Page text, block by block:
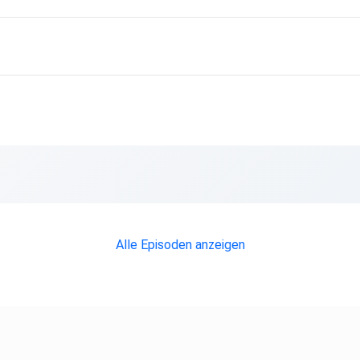
Alle Episoden anzeigen